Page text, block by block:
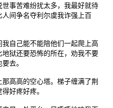
事苦难纷扰太多，我最好就待
间争名夺利尔虞我诈强上百
自己能不能陪他们一起爬上高
狱还要恐怖的所在，劝我不要
去。
高高的空心塔。梯子缠满了荆
好疼好疼。